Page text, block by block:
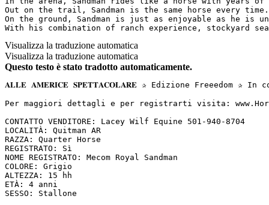
Out on the trail, Sandman is the same horse every
On the ground, Sandman is just as enjoyable as he
With his combination of ranch experience, stockyard
Visualizza la traduzione automatica
Visualizza la traduzione automatica
Questo testo è stato tradotto automaticamente.
𝐀𝐋𝐋𝐄 𝐀𝐌𝐄𝐑𝐈𝐂𝐄 𝐒𝐏𝐄𝐓𝐓𝐀𝐂𝐎𝐋𝐀𝐑𝐄 ✰ Edizione Freeedom ✰ In
Per maggiori dettagli e per registrarti visita:
CONTATTO VENDITORE: Lacey Wilf Equine 501-940-8704
LOCALITÀ: Quitman AR
RAZZA: Quarter Horse
REGISTRATO: Sì
NOME REGISTRATO: Mecom Royal Sandman
COLORE: Grigio
ALTEZZA: 15 hh
ETÀ: 4 anni
SESSO: Stallone